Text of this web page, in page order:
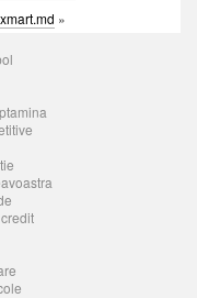
»